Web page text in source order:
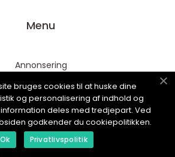
Menu
Annonsering
Om oss
Cookies
Kontakta oss
Sitemap
bruges cookies til at huske dine
og personalisering af indhold og
deles med tredjepart. Ved
godkender du cookiepolitikken.
Ok Privatlivspolitik